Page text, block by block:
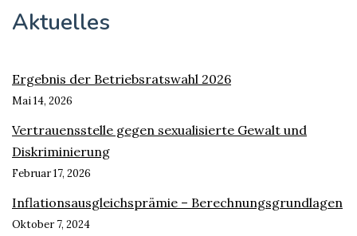
Aktuelles
Ergebnis der Betriebsratswahl 2026
Mai 14, 2026
Vertrauensstelle gegen sexualisierte Gewalt und
Diskriminierung
Februar 17, 2026
Inflationsausgleichsprämie – Berechnungsgrundlagen
Oktober 7, 2024